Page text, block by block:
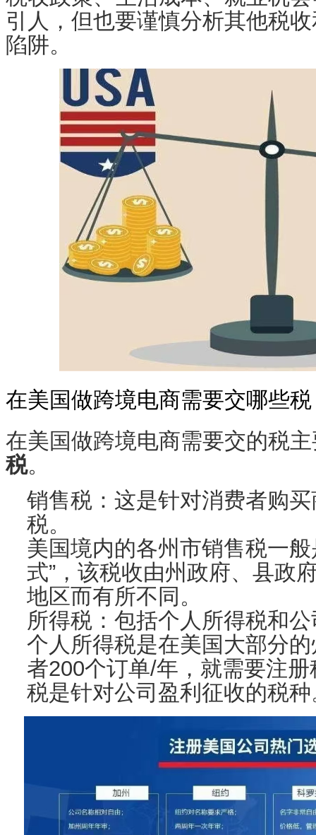
引人，但也要谨慎分析其他税
陷阱。
在美国做跨境电商需要交哪些
在美国做跨境电商需要交的税
税。
销售税 ：这是针对消费者购
税。
美国境内的各州市销售税一
式”，该税收由州政府、县政
地区而有所不同。
所得税 ：包括个人所得税和
个人所得税是在美国大部分
者200个订单/年，就需要注
税是针对公司盈利征收的税种